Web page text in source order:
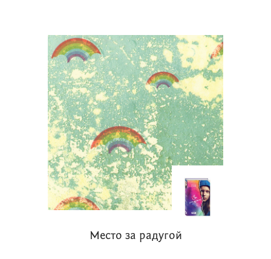
Место за радугой